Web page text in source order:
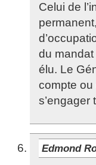
Celui de
du
élu. Le
compte ou
s’engager
Edmond